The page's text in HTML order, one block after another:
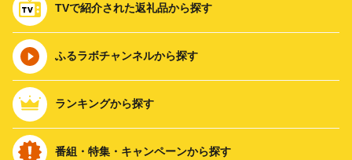
TVで紹介された返礼品から探す
ふるラボチャンネルから探す
ランキングから探す
番組・特集・キャンペーンから探す